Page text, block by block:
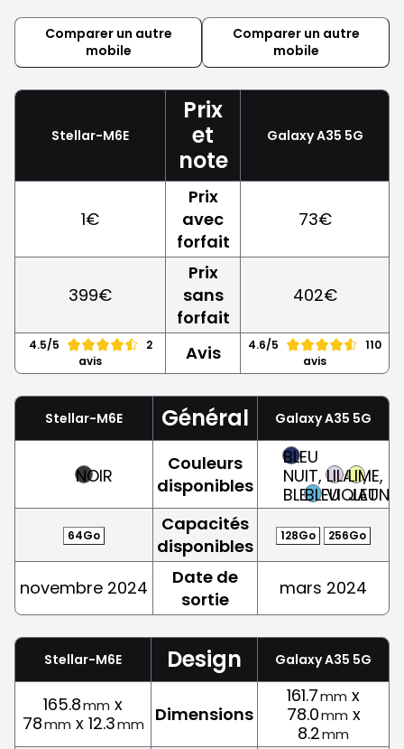
Comparer un autre
mobile
Comparer un autre
mobile
Stellar-M6E
Prix
et
note
Galaxy A35 5G
1€
Prix
avec
forfait
73€
399€
Prix
sans
forfait
402€
4.5/5
2
avis
Avis 4.6/5
110
avis
Stellar-M6E Général Galaxy A35 5G
NOIR
Couleurs
disponibles
BLEU
NUIT,
BLEUBLEU
LILAS,
VIOLET
LIME,
JAUNE
64Go
Capacités
disponibles
128Go 256Go
novembre 2024
Date de
sortie
mars 2024
Stellar-M6E Design Galaxy A35 5G
165.8mm x
78mm x 12.3mm Dimensions
161.7mm x
78.0mm x
8.2mm